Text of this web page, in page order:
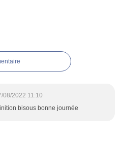
08/2022 11:10
bisous bonne journée